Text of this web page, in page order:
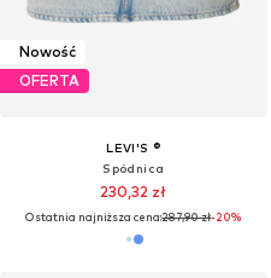
Nowość
OFERTA
LEVI'S ®
Spódnica
230,32 zł
Ostatnia najniższa cena:287,90 zł-20%